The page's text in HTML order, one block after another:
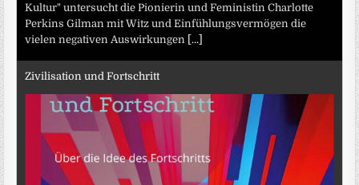
Kultur" untersucht die Pionierin und Feministin Charlotte
Perkins Gilman mit Witz und Einfühlungsvermögen die
vielen negativen Auswirkungen [...]
Zivilisation und Fortschritt